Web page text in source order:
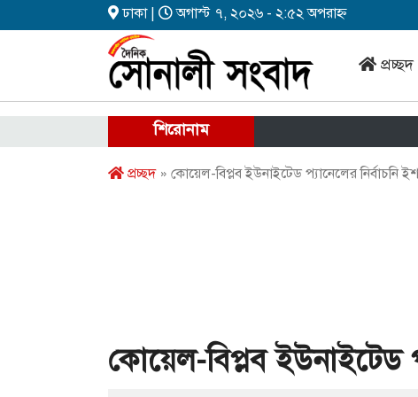
ঢাকা | অগাস্ট ৭, ২০২৬ - ২:৫২ অপরাহ্ন
প্রচ্ছদ
শিরোনাম
প্রচ্ছদ» কোয়েল-বিপ্লব ইউনাইটেড প্যানেলের নির্বাচনি
কোয়েল-বিপ্লব ইউনাইটেড